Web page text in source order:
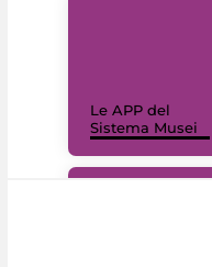
Le APP del
Sistema Musei